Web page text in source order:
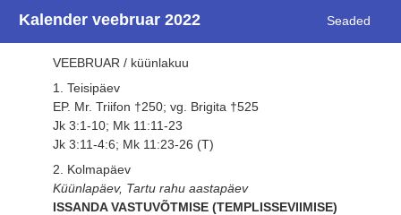
Kalender veebruar 2022 Seaded
VEEBRUAR / küünlakuu
1. Teisipäev
EP. Mr. Triifon †250; vg. Brigita †525
Jk 3:1-10; Mk 11:11-23
Jk 3:11-4:6; Mk 11:23-26 (T)
2. Kolmapäev
Küünlapäev, Tartu rahu aastapäev
ISSANDA VASTUVÕTMISE (TEMPLISSEVIIMISE)